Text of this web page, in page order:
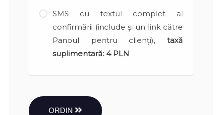
SMS cu textul complet al
confirmării (include și un link către
Panoul pentru clienți), taxă
suplimentară: 4 PLN
ORDIN